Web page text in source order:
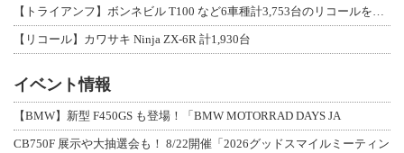
【リコール】カワサキ Ninja ZX-6R 計1,930台
イベント情報
【BMW】新型 F450GS も登場！「BMW MOTORRAD DAYS JA
CB750F 展示や大抽選会も！ 8/22開催「2026グッドスマイルミーティン